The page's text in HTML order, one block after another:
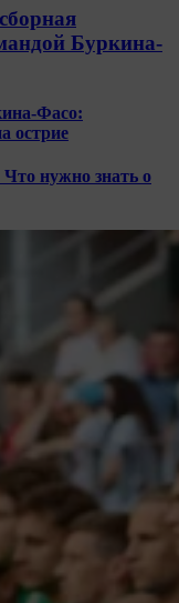
Буркина-
Фасо:
острие
нужно знать о